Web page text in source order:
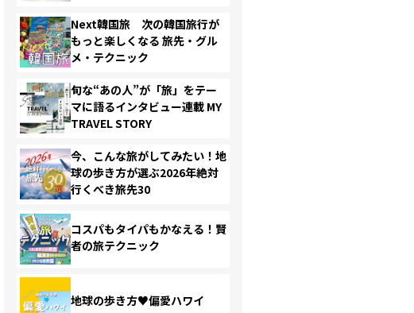
Next韓国旅 次の韓国旅行が
もっと楽しくなる 旅先・グル
メ・テクニック
旬な“あの人”が「旅」をテー
マに語るインタビュー連載 MY
TRAVEL STORY
今、こんな旅がしてみたい！地
球の歩き方が選ぶ2026年絶対
行くべき旅先30
コスパもタイパもかなえる！賢
者の旅テクニック
地球の歩き方♥偏愛ハワイ